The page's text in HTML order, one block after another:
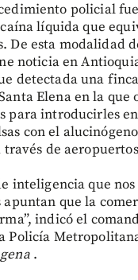
policial
líquida que
De esta modalidad
noticia en
detectada una
Elena en la que
para introducirles
con el
través de
inteligencia que
que la
indicó el
Policía
.